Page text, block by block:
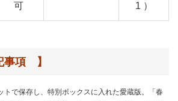
可 1 ）
事項 】
トで保存し、特別ボックスに入れた愛蔵版。「春